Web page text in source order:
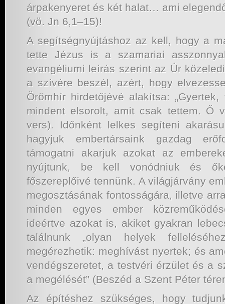
árpakenyeret és két halat… ami
(vö. Jn 6,1–15)!
A segítségnyújtáshoz az kell, hogy a
tette Jézus is a szamariai
evangéliumi leírás szerint az Úr
a szívére beszél, azért, hogy
Örömhír hirdetőjévé alakítsa:
mindent elsorolt, amit csak tettem. Ő
vers). Időnként lelkes segíteni
hagyjuk embertársaink gazdag
támogatni akarjuk azokat az
nyújtunk, be kell vonódniuk és
főszereplőivé tennünk. A világjárvány
megosztásának fontosságára, illetve
minden egyes ember
ideértve azokat is, akiket gyakran
találnunk „olyan helyek
megérezhetik: meghívást nyertek; és
vendégszeretet, a testvéri érzület és a
a megélését” (Beszéd a Szent Péter
Az építéshez szükséges, hogy